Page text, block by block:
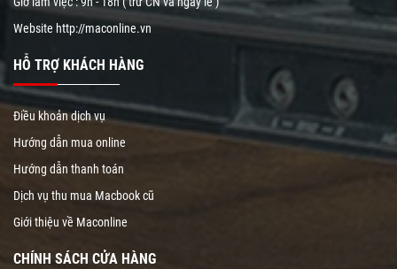
Website http://maconline.vn
HỖ TRỢ KHÁCH HÀNG
Điều khoản dịch vụ
Hướng dẫn mua online
Hướng dẫn thanh toán
Dịch vụ thu mua Macbook cũ
Giới thiệu về Maconline
CHÍNH SÁCH CỬA HÀNG